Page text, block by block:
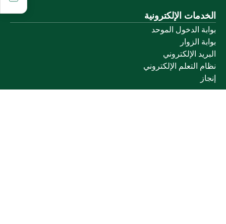
الخدمات الإلكترونية
بوابة الدخول الموحد
بوابة الزوار
البريد الإلكتروني
نظام التعلم الإلكتروني
إنجاز